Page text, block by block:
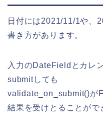
日付には2021/11/1や、
書き方があります。
入力のDateFieldとカレ
submitしても
validate_on_submit()が
結果を受けとることがで